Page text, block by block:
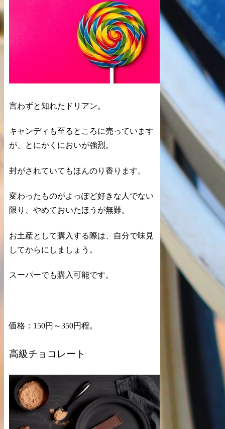
言わずと知れたドリアン。
キャンディも至るところに売っています
が、とにかくにおいが強烈。
封がされていてもほんのり香ります。
変わったものがよっぽど好きな人でない
限り、やめておいたほうが無難。
お土産として購入する際は、自分で味見
してからにしましょう。
スーパーでも購入可能です。
価格：150円～350円程。
高級チョコレート